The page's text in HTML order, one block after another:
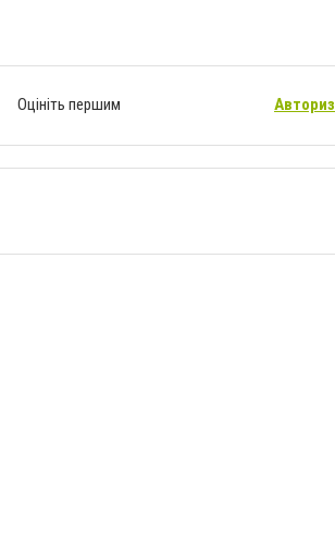
Оцініть першим